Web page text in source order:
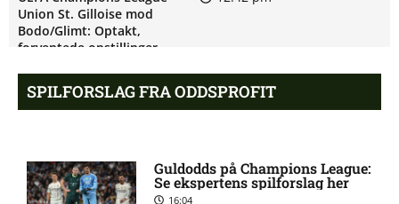
Union St. Gilloise mod
Bodo/Glimt: Optakt,
forventede opstillinger,
League – Bohemians mod FC
Midtjylland: Optakt,
forventede opstillinger,
SPILFORSLAG FRA ODDSPROFIT
Guldodds på Champions League:
Se ekspertens spilforslag her
16:04